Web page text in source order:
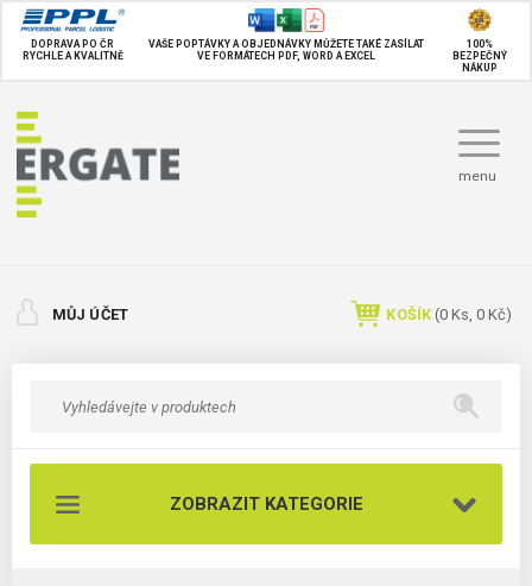
DOPRAVA PO ČR
RYCHLE A KVALITNĚ
VAŠE POPTÁVKY A OBJEDNÁVKY MŮŽETE TAKÉ ZASÍLAT
VE FORMÁTECH PDF, WORD A EXCEL
100%
BEZPEČNÝ
NÁKUP
menu
MŮJ ÚČET KOŠÍK (0 Ks, 0 Kč)
ZOBRAZIT KATEGORIE